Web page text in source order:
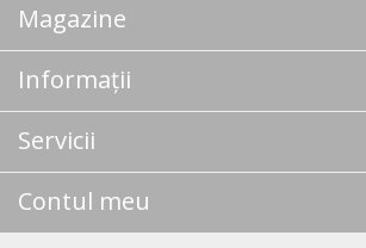
Magazine
Informații
Servicii
Contul meu